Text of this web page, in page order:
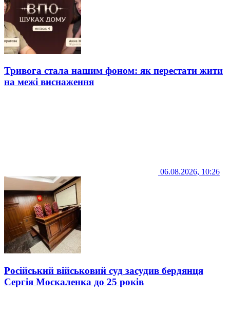
Тривога стала нашим фоном: як перестати жити
на межі виснаження
06.08.2026, 10:26
Російський військовий суд засудив бердянця
Сергія Москаленка до 25 років